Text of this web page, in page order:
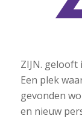
ZIJN. gelooft
Een plek
gevonden
en nieuw